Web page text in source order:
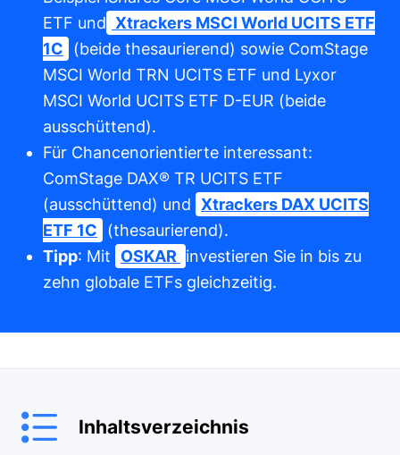
ETF und Xtrackers MSCI World UCITS ETF
1C
(beide thesaurierend) sowie ComStage
MSCI World TRN UCITS ETF und Lyxor
MSCI World UCITS ETF D-EUR (beide
ausschüttend).
Für Chancenorientierte interessant:
ComStage DAX® TR UCITS ETF
(ausschüttend) und Xtrackers DAX UCITS
ETF 1C
(thesaurierend).
Tipp: Mit OSKAR investieren Sie in bis zu
zehn globale ETFs gleichzeitig.
Inhaltsverzeichnis